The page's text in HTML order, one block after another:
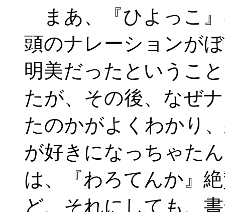
まあ、『ひよっこ
頭のナレーションが
明美だったというこ
たが、その後、なぜ
たのかがよくわかり
が好きになっちゃた
は、『わろてんか』
ど、それにしても、